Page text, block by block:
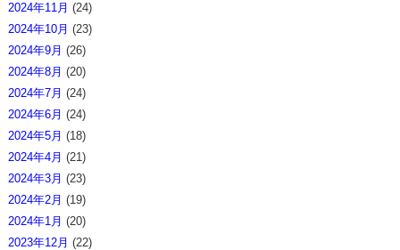
2024年11月 (24)
2024年10月 (23)
2024年9月 (26)
2024年8月 (20)
2024年7月 (24)
2024年6月 (24)
2024年5月 (18)
2024年4月 (21)
2024年3月 (23)
2024年2月 (19)
2024年1月 (20)
2023年12月 (22)